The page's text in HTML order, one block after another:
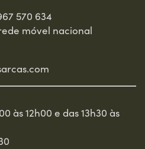
570 634
móvel nacional
às 12h00 e das 13h30 às